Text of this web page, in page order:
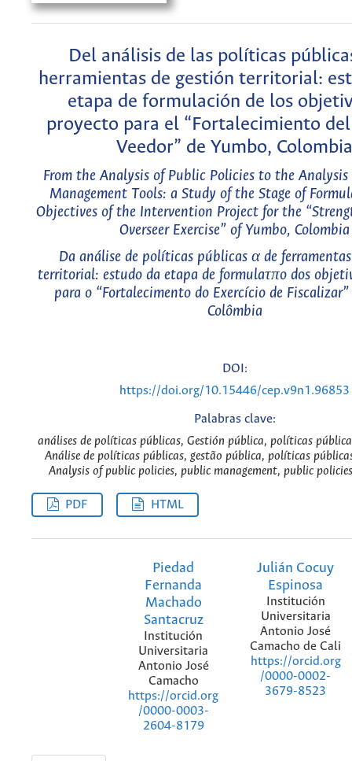
Del análisis de las políticas
herramientas de gestión territorial:
etapa de formulación de los
proyecto para el “Fortalecimiento
Veedor” de Yumbo, Colombia
From the Analysis of Public Policies to the
Management Tools: a Study of the Stage of
Objectives of the Intervention Project for the
Overseer Exercise” of Yumbo, Colombia
Da análise de políticas públicas α de
territorial: estudo da etapa de formulaτπo dos
para o “Fortalecimento do Exercício de
Colômbia
DOI:
https://doi.org/10.15446/cep.v9n1.96853
Palabras clave:
análises de políticas públicas, Gestión pública, políticas
Análise de políticas públicas, gestão pública, políticas
Analysis of public policies, public management, public
PDF HTML
Piedad
Fernanda
Machado
Santacruz
Institución
Universitaria
Antonio José
Camacho
https://orcid.org
/0000-0003-
2604-8179
Julián Cocuy
Espinosa
Institución
Universitaria
Antonio José
Camacho de Cali
https://orcid.org
/0000-0002-
3679-8523